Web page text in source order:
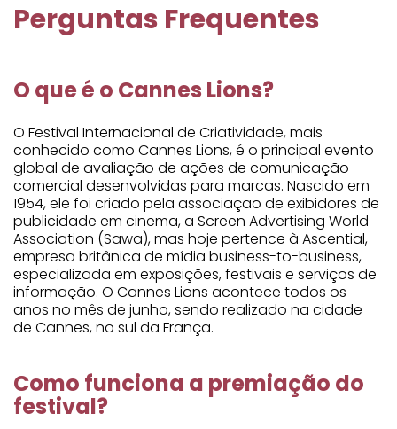
Perguntas Frequentes
O que é o Cannes Lions?
O Festival Internacional de Criatividade, mais
conhecido como Cannes Lions, é o principal evento
global de avaliação de ações de comunicação
comercial desenvolvidas para marcas. Nascido em
1954, ele foi criado pela associação de exibidores de
publicidade em cinema, a Screen Advertising World
Association (Sawa), mas hoje pertence à Ascential,
empresa britânica de mídia business-to-business,
especializada em exposições, festivais e serviços de
informação. O Cannes Lions acontece todos os
anos no mês de junho, sendo realizado na cidade
de Cannes, no sul da França.
Como funciona a premiação do
festival?